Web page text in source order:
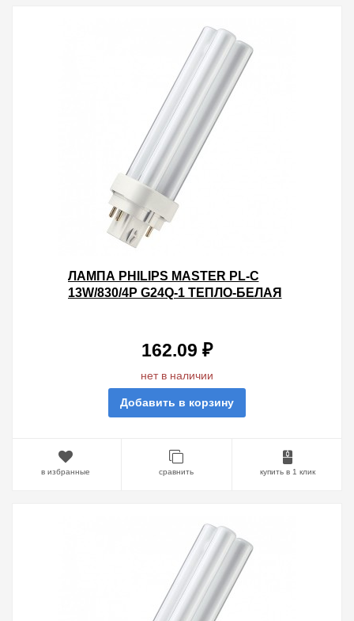
ЛАМПА PHILIPS MASTER PL-C
13W/830/4P G24Q-1 ТЕПЛО-БЕЛАЯ
162.09 ₽
нет в наличии
Добавить в корзину
в избранные сравнить купить в 1 клик